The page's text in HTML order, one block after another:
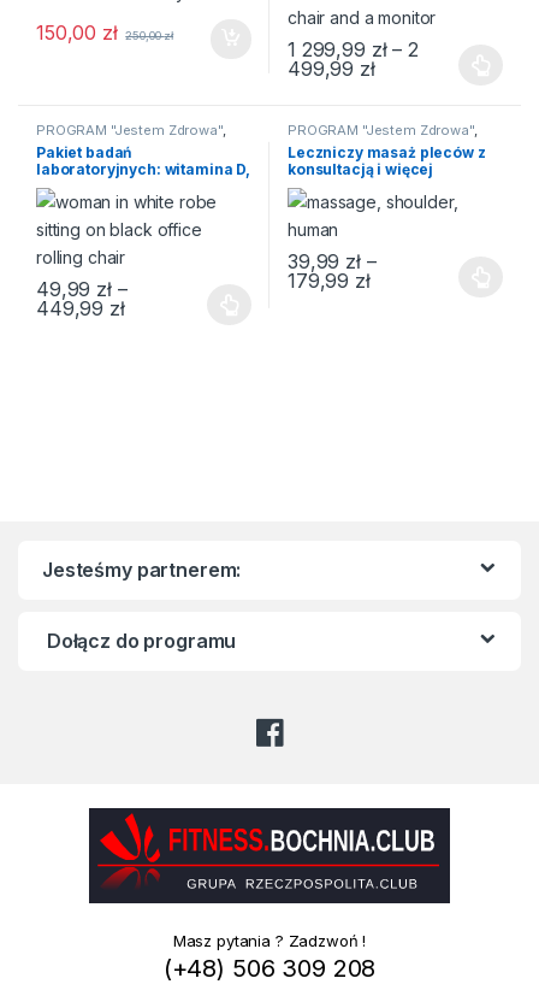
150,00 zł 250,00zł
1 299,99 zł – 2
499,99 złZakres cen: od 1
Ten produkt ma wiele
PROGRAM "Jestem Zdrowa",
zdrowie.club
Pakiet badań
laboratoryjnych: witamina D,
badania metaboliczne i
więcej
49,99 zł –
449,99 złZakres cen: od 49,99 zł do 449,99 zł
Ten produkt ma wiele wariantów. Opcje można wybrać na
PROGRAM "Jestem Zdrowa",
zdrowie.club
Leczniczy masaż pleców z
konsultacją i więcej
39,99 zł –
179,99 złZakres cen: od
Ten produkt ma wiele
Jesteśmy partnerem:
Dołącz do programu
Masz pytania ? Zadzwoń !
(+48) 506 309 208